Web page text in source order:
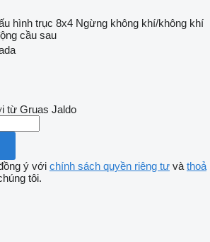
hình trục 8x4 Ngừng không khí/không khí
cầu sau
từ Gruas Jaldo
ý với chính sách quyền riêng tư và thoả
tôi.